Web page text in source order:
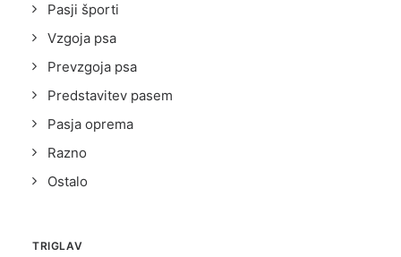
Pasji športi
Vzgoja psa
Prevzgoja psa
Predstavitev pasem
Pasja oprema
Razno
Ostalo
TRIGLAV